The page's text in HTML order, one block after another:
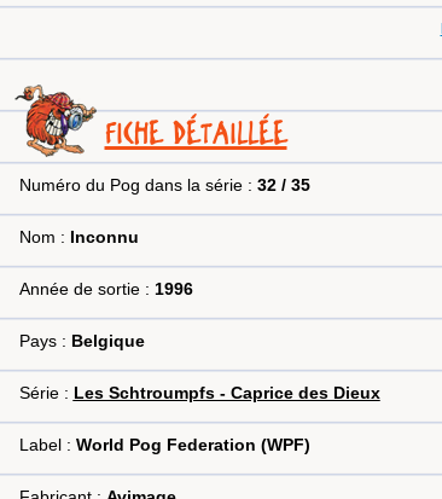
FICHE DÉTAILLÉE
Numéro du Pog dans la série : 32 / 35
Nom : Inconnu
Année de sortie : 1996
Pays : Belgique
Série : Les Schtroumpfs - Caprice des Dieux
Label : World Pog Federation (WPF)